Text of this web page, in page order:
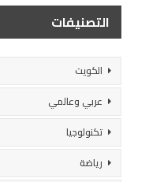
التصنيفات
الكويت
عربي وعالمي
تكنولوجيا
رياضة